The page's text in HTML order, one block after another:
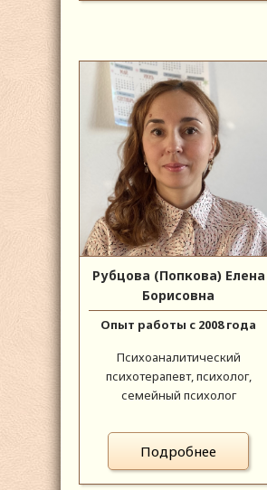
Рубцова (Попкова) Елена
Борисовна
Опыт работы с 2008 года
Психоаналитический
психотерапевт, психолог,
семейный психолог
Подробнее